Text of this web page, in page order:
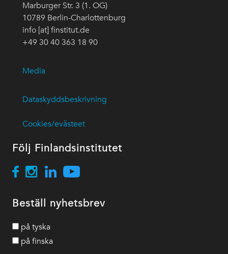
Marburger Str. 3 (1. OG)
10789 Berlin-Charlottenburg
info [at] finstitut.de
+49 30 40 363 18 90
Media
Dataskyddsbeskrivning
Cookies/evästeet
Följ Finlandsinstitutet
Beställ nyhetsbrev
på tyska
på finska